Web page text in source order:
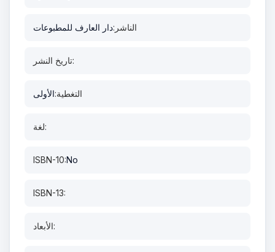
الناشر:دار العارف للمطبوعات
تاريخ النشر:
التغطية:الأولى
لغة:
ISBN-10:No
ISBN-13:
الأبعاد: